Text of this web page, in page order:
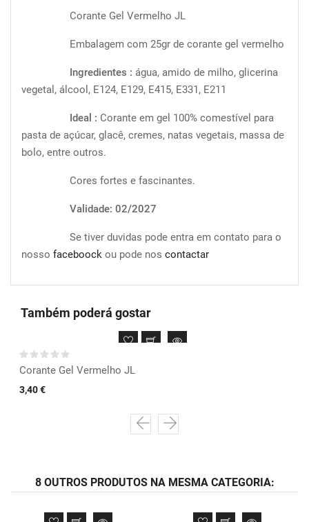
Corante Gel Vermelho JL
Embalagem com 25gr de corante gel vermelho
Ingredientes : água, amido de milho, glicerina
vegetal, álcool, E124, E129, E415, E331, E211
Ideal : Corante em gel 100% comestível para
pasta de açúcar, glacê, cremes, natas vegetais, massa de
bolo, entre outros.
Cores fortes e fascinantes.
Validade: 02/2027
Se tiver duvidas pode entra em contato para o
nosso faceboock ou pode nos contactar
Também poderá gostar
Corante Gel Vermelho JL
3,40 €
8 OUTROS PRODUTOS NA MESMA CATEGORIA: